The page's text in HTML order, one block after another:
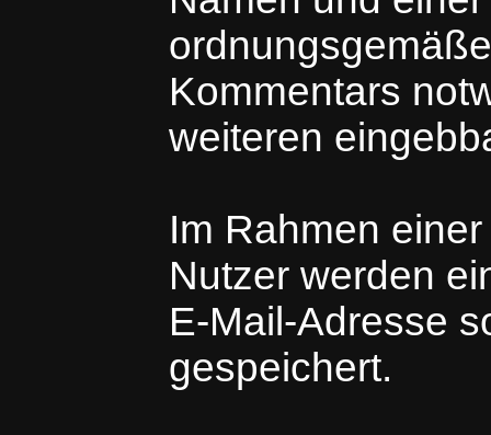
Kommentars
weiteren
Im Rahmen
Nutzer werden
E-Mail-Adresse
gespeichert.